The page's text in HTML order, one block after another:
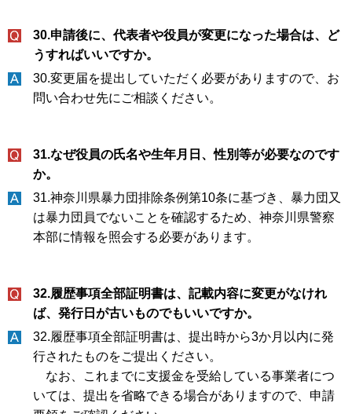
30.申請後に、代表者や役員が変更になった場合は、ど
うすればいいですか。
30.変更届を提出していただく必要がありますので、お
問い合わせ先にご相談ください。
31.なぜ役員の氏名や生年月日、性別等が必要なのです
か。
31.神奈川県暴力団排除条例第10条に基づき、暴力団又
は暴力団員でないことを確認するため、神奈川県警察
本部に情報を照会する必要があります。
32.履歴事項全部証明書は、記載内容に変更がなけれ
ば、発行日が古いものでもいいですか。
32.履歴事項全部証明書は、提出時から3か月以内に発
行されたものをご提出ください。
なお、これまでに支援金を受給している事業者につ
いては、提出を省略できる場合がありますので、申請